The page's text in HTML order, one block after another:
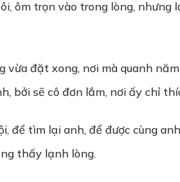
ôm trọn vào trong lòng,
đặt xong, nơi mà quanh
bởi sẽ cô đơn lắm, nơi ấy chỉ
tìm lại anh, để được cùng
thấy lạnh lòng.